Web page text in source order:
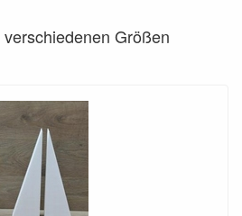
Größen